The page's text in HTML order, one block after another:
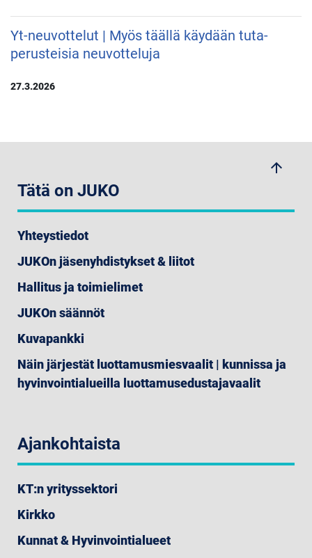
Yt-neuvottelut | Myös täällä käydään tuta-
perusteisia neuvotteluja
27.3.2026
arrow_upwards
Tätä on JUKO
Yhteystiedot
JUKOn jäsenyhdistykset & liitot
Hallitus ja toimielimet
JUKOn säännöt
Kuvapankki
Näin järjestät luottamusmiesvaalit | kunnissa ja
hyvinvointialueilla luottamusedustajavaalit
Ajankohtaista
KT:n yrityssektori
Kirkko
Kunnat & Hyvinvointialueet